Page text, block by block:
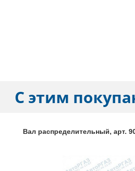
С этим
Вал распределительный, арт.